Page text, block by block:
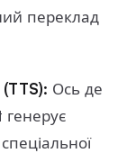
переклад
Ось де
генерує